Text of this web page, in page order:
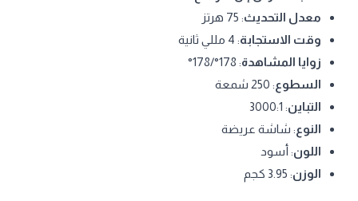
معدل التحديث: 75 هرتز
وقت الاستجابة: 4 مللي ثانية
زوايا المشاهدة: 178°/178°
السطوع: 250 شمعة
التباين: 3000:1
النوع: شاشة عريضة
اللون: أسود
الوزن: 3.95 كجم